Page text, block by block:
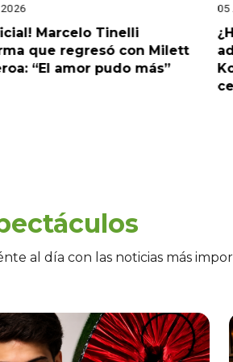
Marcelo Tinelli
que regresó con Milett
“El amor pudo más”
05
al día con las noticias más